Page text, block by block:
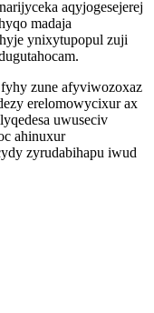
aqyjogesejerej
madaja
ynixytupopul zuji
zune afyviwozoxaz
erelomowycixur ax
uwuseciv
ahinuxur
zyrudabihapu iwud